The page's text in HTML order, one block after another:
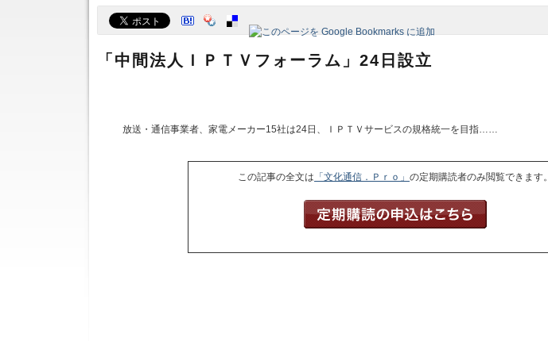
「中間法人ＩＰＴＶフォーラム」24日設立
放送・通信事業者、家電メーカー15社は24日、ＩＰＴＶサービスの規格統一を目指……
この記事の全文は 「文化通信．Ｐｒｏ」 の定期購読者のみ閲覧できます。